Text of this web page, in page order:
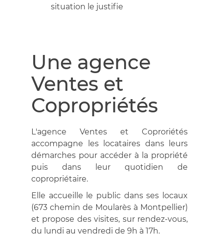
situation le justifie
Une agence
Ventes et
Copropriétés
L'agence Ventes et Coproriétés
accompagne les locataires dans leurs
démarches pour accéder à la propriété
puis dans leur quotidien de
copropriétaire.
Elle accueille le public dans ses locaux
(673 chemin de Moularès à Montpellier)
et propose des visites, sur rendez-vous,
du lundi au vendredi de 9h à 17h.